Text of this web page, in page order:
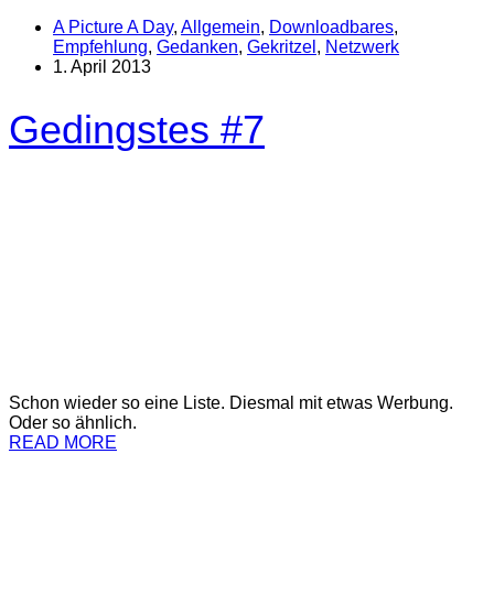
A Picture A Day, Allgemein, Downloadbares,
Empfehlung, Gedanken, Gekritzel , Netzwerk
1. April 2013
Gedingstes #7
Schon wieder so eine Liste. Diesmal mit etwas Werbung.
Oder so ähnlich.
READ MORE